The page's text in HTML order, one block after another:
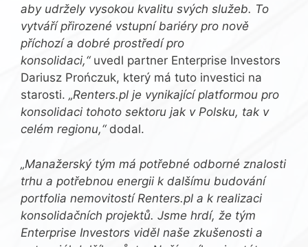
aby udržely vysokou kvalitu svých služeb. To
vytváří přirozené vstupní bariéry pro nově
příchozí a dobré prostředí pro
konsolidaci,“uvedl partner Enterprise Investors
Dariusz Prończuk, který má tuto investici na
starosti. „Renters.pl je vynikající platformou pro
konsolidaci tohoto sektoru jak v Polsku, tak v
celém regionu,“dodal.
„Manažerský tým má potřebné odborné znalosti
trhu a potřebnou energii k dalšímu budování
portfolia nemovitostí Renters.pl a k realizaci
konsolidačních projektů. Jsme hrdí, že tým
Enterprise Investors viděl naše zkušenosti a